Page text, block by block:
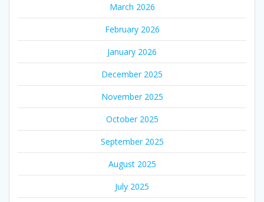
March 2026
February 2026
January 2026
December 2025
November 2025
October 2025
September 2025
August 2025
July 2025